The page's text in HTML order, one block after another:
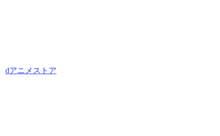
dアニメストア